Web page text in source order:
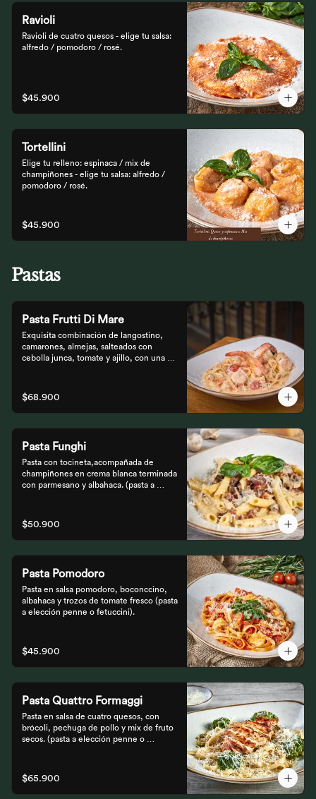
Ravioli
Ravioli de cuatro quesos - elige tu salsa:
alfredo / pomodoro / rosé.
$45.900
Tortellini
Elige tu relleno: espinaca / mix de
champiñones - elige tu salsa: alfredo /
pomodoro / rosé.
$45.900
Pastas
Pasta Frutti Di Mare
Exquisita combinación de langostino,
camarones, almejas, salteados con
cebolla junca, tomate y ajillo, con una
acompañado con nuestro tradicional pan
Focaccia.
$68.900
Pasta Funghi
Pasta con tocineta,acompañada de
champiñones en crema blanca terminada
con parmesano y albahaca. (pasta a
$50.900
Pasta Pomodoro
Pasta en salsa pomodoro, boconccino,
albahaca y trozos de tomate fresco (pasta
a elección penne o fetuccini).
$45.900
Pasta Quattro Formaggi
Pasta en salsa de cuatro quesos, con
brócoli, pechuga de pollo y mix de fruto
secos. (pasta a elección penne o
$65.900